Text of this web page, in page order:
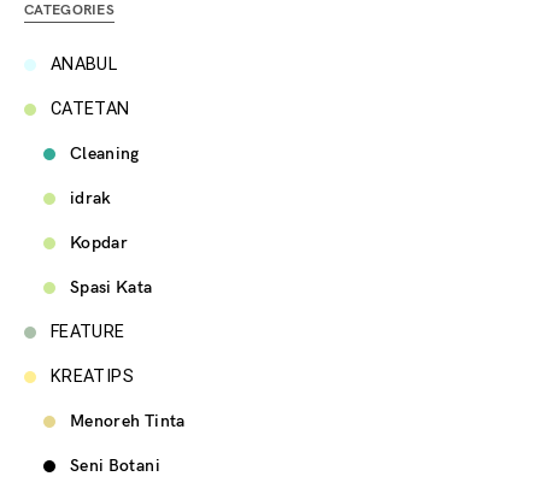
CATEGORIES
ANABUL
CATETAN
Cleaning
idrak
Kopdar
Spasi Kata
FEATURE
KREATIPS
Menoreh Tinta
Seni Botani